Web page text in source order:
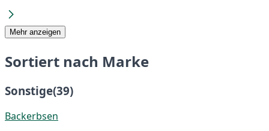
Mehr anzeigen
Sortiert nach Marke
Sonstige(39)
Backerbsen